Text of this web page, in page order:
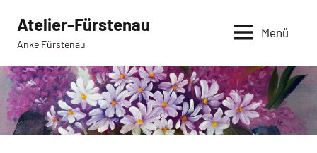
Inhalt
springen
Atelier-Fürstenau
Anke Fürstenau
Menü